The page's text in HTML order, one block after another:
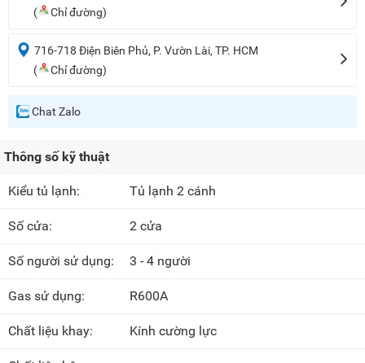
(
Chỉ đường)
716-718 Điện Biên Phủ, P. Vườn Lài, TP. HCM
(
Chỉ đường)
Chat Zalo
Thông số kỹ thuật
Kiểu tủ lạnh: Tủ lạnh 2 cánh
Số cửa: 2 cửa
Số người sử dụng: 3 - 4 người
Gas sử dụng: R600A
Chất liệu khay: Kính cường lực